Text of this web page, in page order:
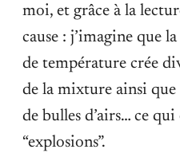
moi, et grâce à la
cause : j’imagine que
de température crée
de la mixture ainsi
de bulles d’airs… ce
“explosions”.